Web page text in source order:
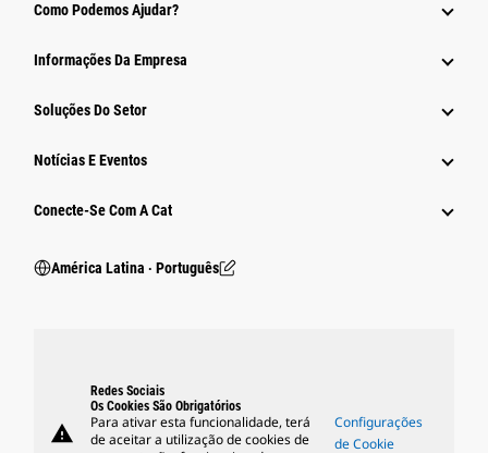
Como Podemos Ajudar?
Informações Da Empresa
Soluções Do Setor
Notícias E Eventos
Conecte-Se Com A Cat
América Latina ‧ Português
warning
Redes Sociais
Os Cookies São Obrigatórios
Para ativar esta funcionalidade, terá
de aceitar a utilização de cookies de
Configurações
de Cookie